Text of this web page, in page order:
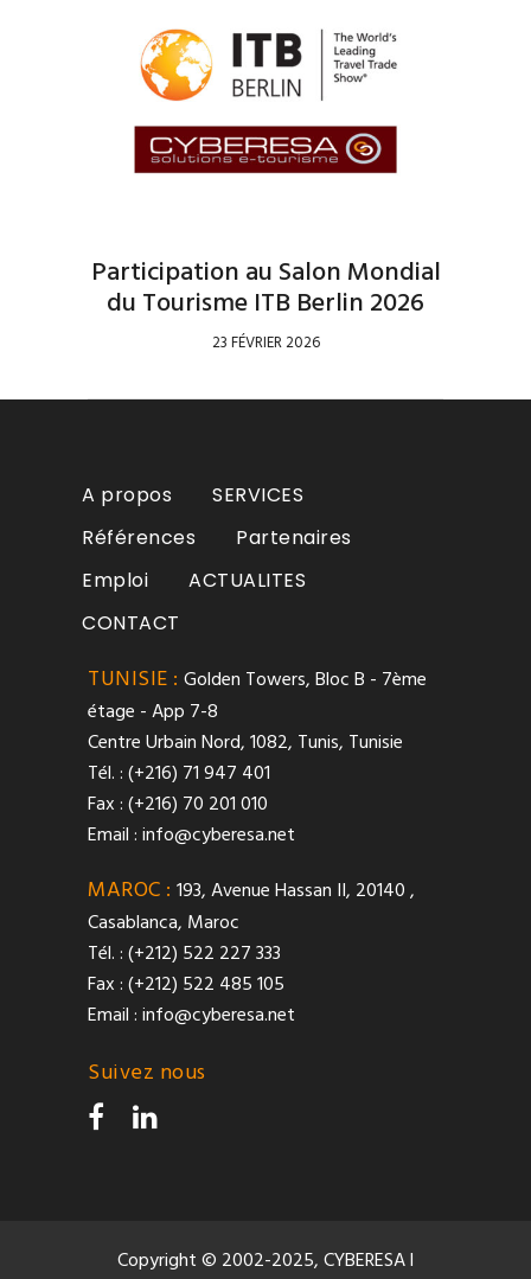
Participation au Salon Mondial
du Tourisme ITB Berlin 2026
23 FÉVRIER 2026
A propos
SERVICES
Références
Partenaires
Emploi
ACTUALITES
CONTACT
TUNISIE : Golden Towers, Bloc B - 7ème
étage - App 7-8
Centre Urbain Nord, 1082, Tunis, Tunisie
Tél. : (+216) 71 947 401
Fax : (+216) 70 201 010
Email :info@cyberesa.net
MAROC : 193, Avenue Hassan II, 20140 ,
Casablanca, Maroc
Tél. : (+212) 522 227 333
Fax : (+212) 522 485 105
Email :info@cyberesa.net
Suivez nous
Copyright © 2002-2025, CYBERESA l